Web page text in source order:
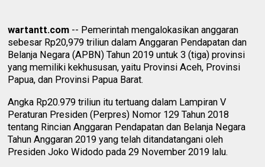
wartantt.com -- Pemerintah mengalokasikan anggaran
sebesar Rp20,979 triliun dalam Anggaran Pendapatan dan
Belanja Negara (APBN) Tahun 2019 untuk 3 (tiga) provinsi
yang memiliki kekhususan, yaitu Provinsi Aceh, Provinsi
Papua, dan Provinsi Papua Barat.
Angka Rp20.979 triliun itu tertuang dalam Lampiran V
Peraturan Presiden (Perpres) Nomor 129 Tahun 2018
tentang Rincian Anggaran Pendapatan dan Belanja Negara
Tahun Anggaran 2019 yang telah ditandatangani oleh
Presiden Joko Widodo pada 29 November 2019 lalu.